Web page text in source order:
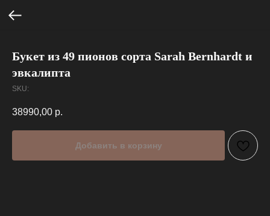
Букет из 49 пионов сорта Sarah Bernhardt и
эвкалипта
SKU:
38990,00 р.
Добавить в корзину